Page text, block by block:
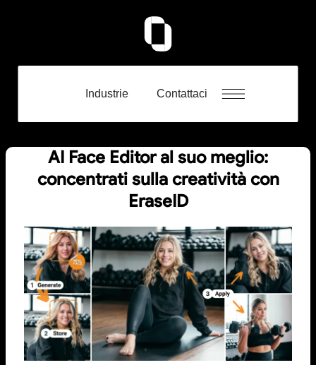
Industrie Contattaci
AI Face Editor al suo meglio:
concentrati sulla creatività con
EraseID